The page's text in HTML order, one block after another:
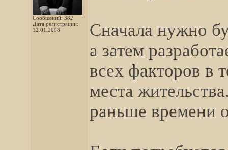
Сообщений: 382
Дата регистрации:
12.01.2008
Сначала нужно
а затем
всех факторов в
места
раньше времени